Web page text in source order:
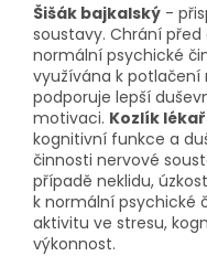
Šišák bajkalský -
soustavy. Chrání
normální psychické
využívána k potlačení
podporuje lepší
motivaci. Kozlík
kognitivní funkce a
činnosti nervové
případě neklidu,
k normální psychické
aktivitu ve stresu,
výkonnost.